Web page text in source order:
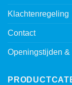
Klachtenregeling
Contact
Openingstijden